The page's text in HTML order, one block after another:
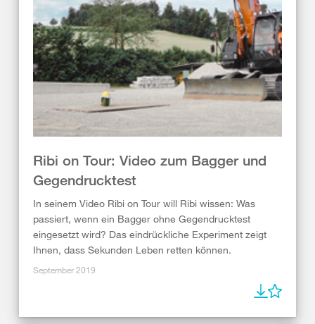
Ribi on Tour: Video zum Bagger und
Gegendrucktest
In seinem Video Ribi on Tour will Ribi wissen: Was
passiert, wenn ein Bagger ohne Gegendrucktest
eingesetzt wird? Das eindrückliche Experiment zeigt
Ihnen, dass Sekunden Leben retten können.
September 2019